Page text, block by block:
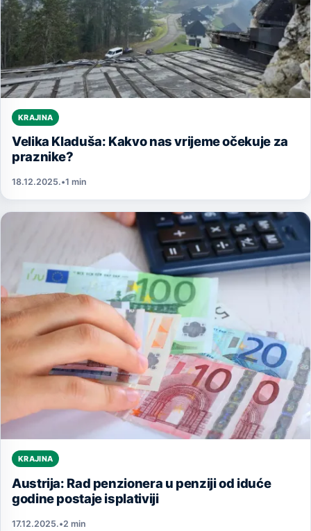
KRAJINA
Velika Kladuša: Kakvo nas vrijeme očekuje za
praznike?
18.12.2025.•1 min
KRAJINA
Austrija: Rad penzionera u penziji od iduće
godine postaje isplativiji
17.12.2025.•2 min